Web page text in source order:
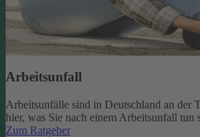
Arbeitsunfall
Arbeitsunfälle sind in Deutschland an der
hier, was Sie nach einem Arbeitsunfall tun
Zum Ratgeber